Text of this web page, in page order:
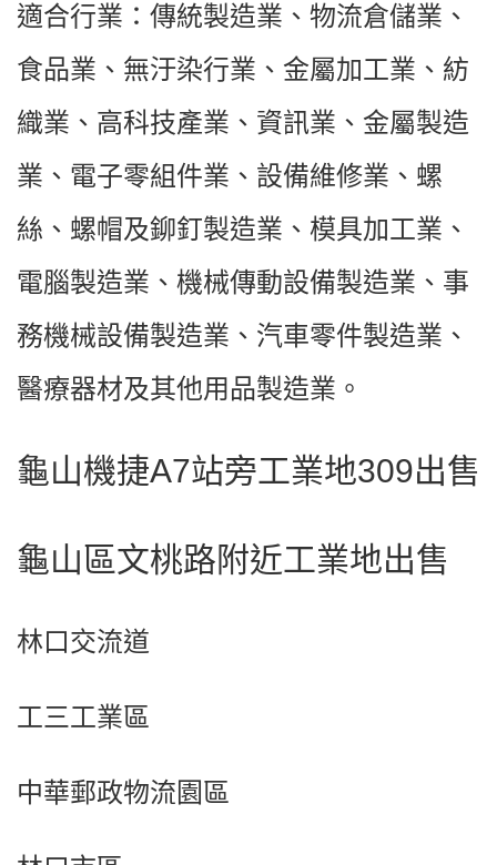
適合行業：傳統製造業、物流倉儲業、
食品業、無汙染行業、金屬加工業、紡
織業、高科技產業、資訊業、金屬製造
業、電子零組件業、設備維修業、螺
絲、螺帽及鉚釘製造業、模具加工業、
電腦製造業、機械傳動設備製造業、事
務機械設備製造業、汽車零件製造業、
醫療器材及其他用品製造業。
龜山機捷A7站旁工業地309出售
龜山區文桃路附近工業地出售
林口交流道
工三工業區
中華郵政物流園區